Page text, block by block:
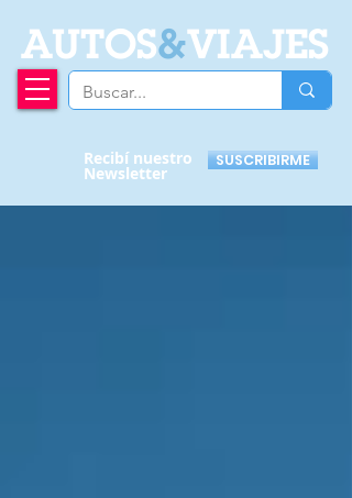
AUTOS&VIAJES
Recibí nuestro
Newsletter
SUSCRIBIRME